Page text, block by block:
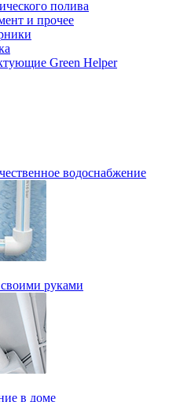
полива
и прочее
Green Helper
водоснабжение
руками
в доме